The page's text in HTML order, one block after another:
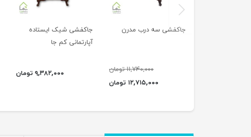
جاکفشی سه درب مدرن
۱۱,۷۴۰,۰۰۰ تومان
۱۲,۷۱۵,۰۰۰ تومان
جاکفشی شیک ایستاده
آپارتمانی کم جا
۹,۳۸۲,۰۰۰ تومان
previus